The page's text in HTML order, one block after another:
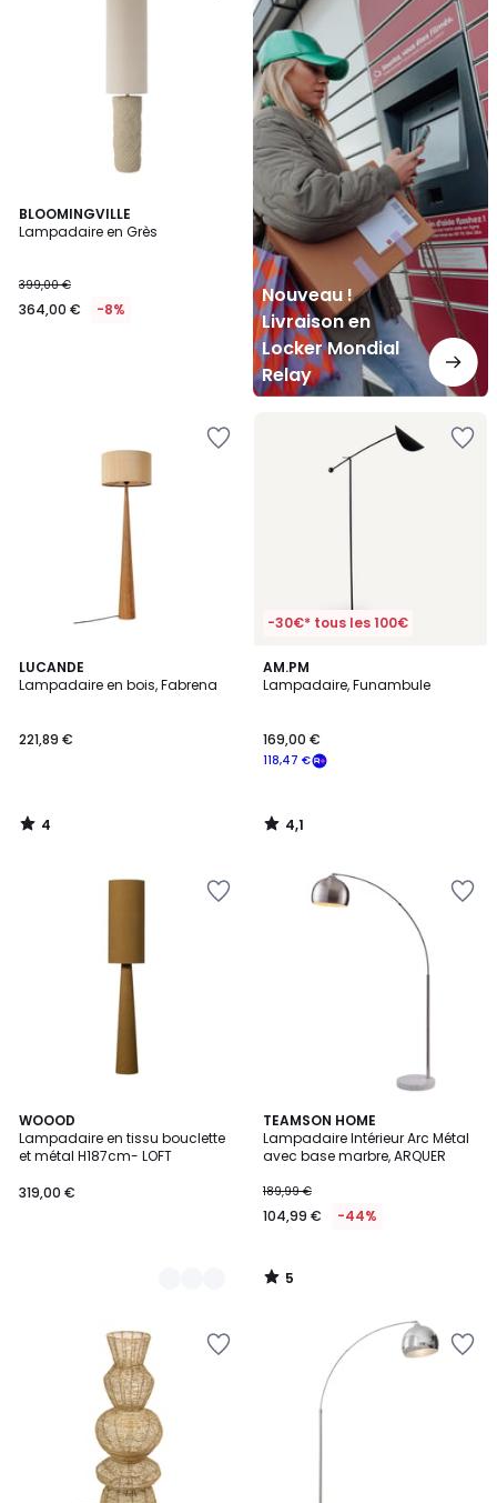
BLOOMINGVILLE
Lampadaire en Grès
399,00 €
364,00 € -8%
Nouveau !
Livraison en
Locker Mondial
Relay
Livraison
en
Locker
Mondial
Relay
LUCANDE
Lampadaire en bois, Fabrena
221,89 €
4
/
4
/
-30€* tous les 100€
AM.PM
Lampadaire, Funambule
118,47 €
169,00 €
4,1
/ 5
4,1
/
WOOOD
Lampadaire en tissu bouclette
et métal H187cm- LOFT
319,00 €
2
Couleurs
TEAMSON HOME
Lampadaire Intérieur Arc Métal
avec base marbre, ARQUER
189,99 €
104,99 € -44%
5
/
5
5
/